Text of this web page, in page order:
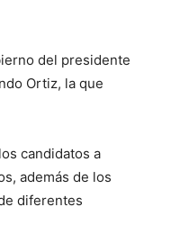
del presidente
Ortiz, la que
candidatos a
además de los
diferentes